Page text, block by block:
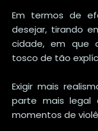
Em termos de
desejar, tirando
cidade, em que
tosco de tão
Exigir mais
parte mais legal
momentos de